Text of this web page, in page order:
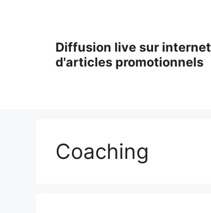
Diffusion live sur internet
d'articles promotionnels
Coaching